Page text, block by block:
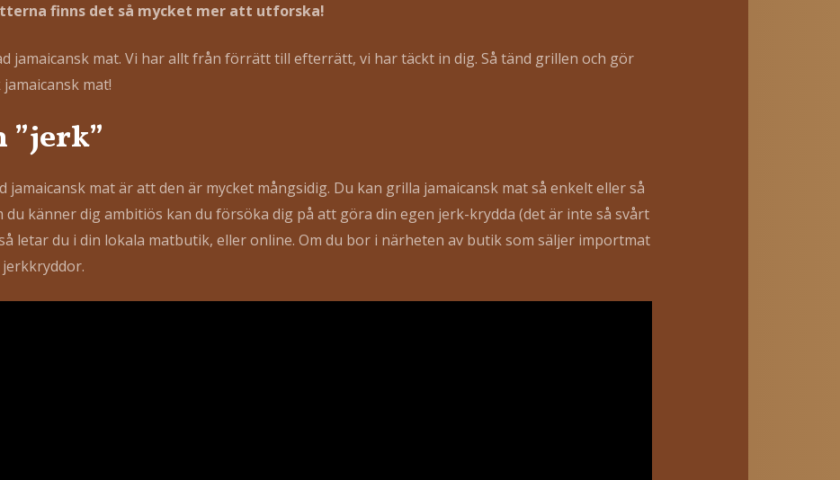
finns det så mycket mer att utforska!
jamaicansk mat. Vi har allt från förrätt till efterrätt, vi har täckt in dig. Så tänd grillen och gör
mat!
”jerk”
jamaicansk mat är att den är mycket mångsidig. Du kan grilla jamaicansk mat så enkelt eller så
du känner dig ambitiös kan du försöka dig på att göra din egen jerk-krydda (det är inte så svårt
letar du i din lokala matbutik, eller online. Om du bor i närheten av butik som säljer importmat